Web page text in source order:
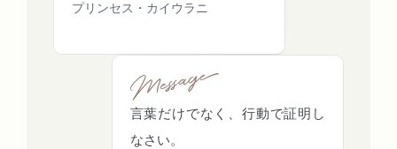
プリンセス・カイウラニ
言葉だけでなく、行動で証明し
なさい。